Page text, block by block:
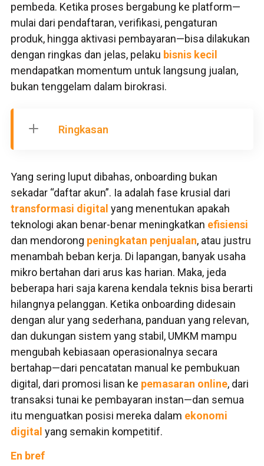
pembeda. Ketika proses bergabung ke platform—
mulai dari pendaftaran, verifikasi, pengaturan
produk, hingga aktivasi pembayaran—bisa dilakukan
dengan ringkas dan jelas, pelaku bisnis kecil
mendapatkan momentum untuk langsung jualan,
bukan tenggelam dalam birokrasi.
Ringkasan
Yang sering luput dibahas, onboarding bukan
sekadar “daftar akun”. Ia adalah fase krusial dari
transformasi digital yang menentukan apakah
teknologi akan benar-benar meningkatkan efisiensi
dan mendorong peningkatan penjualan, atau justru
menambah beban kerja. Di lapangan, banyak usaha
mikro bertahan dari arus kas harian. Maka, jeda
beberapa hari saja karena kendala teknis bisa berarti
hilangnya pelanggan. Ketika onboarding didesain
dengan alur yang sederhana, panduan yang relevan,
dan dukungan sistem yang stabil, UMKM mampu
mengubah kebiasaan operasionalnya secara
bertahap—dari pencatatan manual ke pembukuan
digital, dari promosi lisan ke pemasaran online, dari
transaksi tunai ke pembayaran instan—dan semua
itu menguatkan posisi mereka dalam ekonomi
digital yang semakin kompetitif.
En bref